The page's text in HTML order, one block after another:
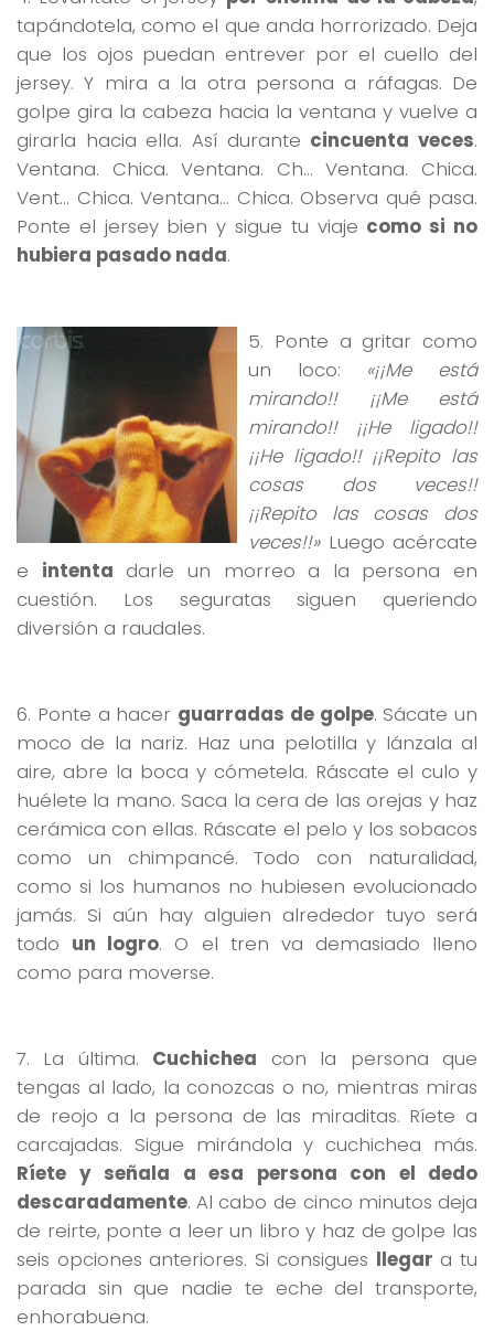
tapándotela, como el que anda horrorizado. Deja
que los ojos puedan entrever por el cuello del
jersey. Y mira a la otra persona a ráfagas. De
golpe gira la cabeza hacia la ventana y vuelve a
girarla hacia ella. Así durante cincuenta veces.
Ventana. Chica. Ventana. Ch… Ventana. Chica.
Vent… Chica. Ventana… Chica. Observa qué pasa.
Ponte el jersey bien y sigue tu viaje como si no
hubiera pasado nada.
5. Ponte a gritar como
un loco: «¡¡Me está
mirando!! ¡¡Me está
mirando!! ¡¡He ligado!!
¡¡He ligado!! ¡¡Repito las
cosas dos veces!!
¡¡Repito las cosas dos
veces!!»Luego acércate
e intenta darle un morreo a la persona en
cuestión. Los seguratas siguen queriendo
diversión a raudales.
6. Ponte a hacer guarradas de golpe. Sácate un
moco de la nariz. Haz una pelotilla y lánzala al
aire, abre la boca y cómetela. Ráscate el culo y
huélete la mano. Saca la cera de las orejas y haz
cerámica con ellas. Ráscate el pelo y los sobacos
como un chimpancé. Todo con naturalidad,
como si los humanos no hubiesen evolucionado
jamás. Si aún hay alguien alrededor tuyo será
todo un logro. O el tren va demasiado lleno
como para moverse.
7. La última. Cuchichea con la persona que
tengas al lado, la conozcas o no, mientras miras
de reojo a la persona de las miraditas. Ríete a
carcajadas. Sigue mirándola y cuchichea más.
Ríete y señala a esa persona con el dedo
descaradamente. Al cabo de cinco minutos deja
de reirte, ponte a leer un libro y haz de golpe las
seis opciones anteriores. Si consigues llegar a tu
parada sin que nadie te eche del transporte,
enhorabuena.